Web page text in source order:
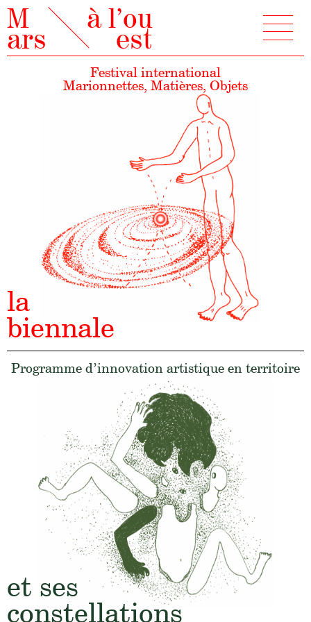
M
ars
à l’ou
est
Festival international
Marionnettes, Matières, Objets
la
biennale
Programme d’innovation artistique en territoire
et ses
constellations